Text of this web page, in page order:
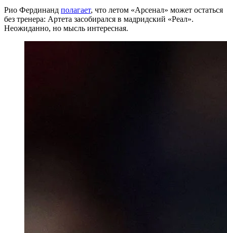
Рио Фердинанд полагает, что летом «Арсенал» может остаться
без тренера: Артета засобирался в мадридский «Реал».
Неожиданно, но мысль интересная.